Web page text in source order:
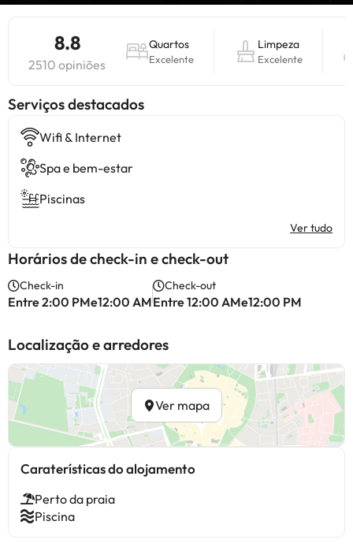
8.8
2510 opiniões
Quartos
Excelente
Limpeza
Excelente
Serviços destacados
Wifi & Internet
Spa e bem-estar
Piscinas
Ver tudo
Horários de check-in e check-out
Check-in
Entre 2:00 PMe12:00 AM
Check-out
Entre 12:00 AMe12:00 PM
Localização e arredores
Ver mapa
Caraterísticas do alojamento
Perto da praia
Piscina